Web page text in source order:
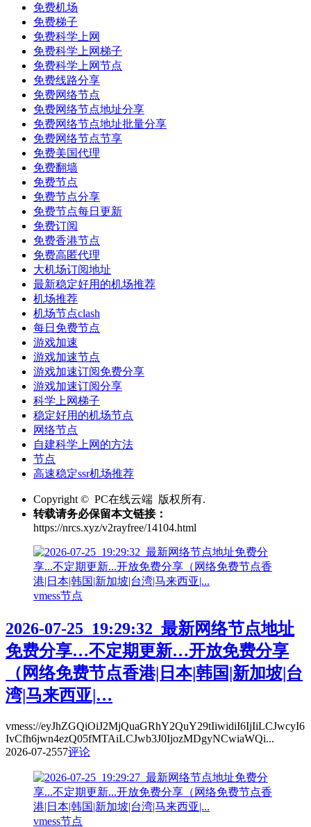
免费机场
免费梯子
免费科学上网
免费科学上网梯子
免费科学上网节点
免费线路分享
免费网络节点
免费网络节点地址分享
免费网络节点地址批量分享
免费网络节点节享
免费美国代理
免费翻墙
免费节点
免费节点分享
免费节点每日更新
免费订阅
免费香港节点
免费高匿代理
大机场订阅地址
最新稳定好用的机场推荐
机场推荐
机场节点clash
每日免费节点
游戏加速
游戏加速节点
游戏加速订阅免费分享
游戏加速订阅分享
科学上网梯子
稳定好用的机场节点
网络节点
自建科学上网的方法
节点
高速稳定ssr机场推荐
Copyright © PC在线云端 版权所有.
转载请务必保留本文链接：
https://nrcs.xyz/v2rayfree/14104.html
vmess节点
2026-07-25_19:29:32_最新网络节点地址
免费分享…不定期更新…开放免费分享
（网络免费节点香港|日本|韩国|新加坡|台
湾|马来西亚|…
vmess://eyJhZGQiOiJ2MjQuaGRhY2QuY29tIiwidiI6IjIiLCJwcyI6
IvCfh6jwn4ezQ05fMTAiLCJwb3J0IjozMDgyNCwiaWQi...
2026-07-2557评论
vmess节点